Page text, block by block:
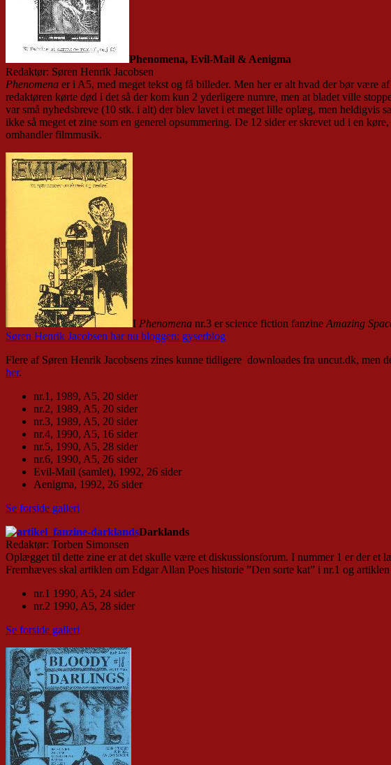
Phenomena, Evil-Mail & Aenigma
Redaktør: Søren Henrik Jacobsen
Phenomena er i A5, med meget tekst og få billeder. Men her er alt hvad der bør være
redaktøren kørte død i det så der kom kun 2 yderligere numre, men at bladet ville
var små nyhedsbreve (10 stk. i alt) der blev lavet i et meget lille oplæg, men heldigvis
ikke så meget et zine som en generel opsummering. De 12 sider er skrevet ud i en
omhandler filmmusik.
I Phenomena nr.3 er science fiction fanzine Amazing
Søren Henrik Jacobsen har nu bloggen: gyserblog
Flere af Søren Henrik Jacobsens zines kunne tidligere downloades fra uncut.dk, men
her.
nr.1, 1989, A5, 20 sider
nr.2, 1989, A5, 20 sider
nr.3, 1989, A5, 20 sider
nr.4, 1990, A5, 16 sider
nr.5, 1990, A5, 28 sider
nr.6, 1990, A5, 26 sider
Evil-Mail (samlet), 1992, 26 sider
Aenigma, 1992, 26 sider
Se forside galleri
Darklands
Redaktør: Torben Simonsen
Oplægget til dette zine er at det skulle være et diskussionsforum. I nummer 1 er der
Fremhæves skal artiklen om Edgar Allan Poes historie ”Den sorte kat” i nr.1 og
nr.1 1990, A5, 24 sider
nr.2 1990, A5, 28 sider
Se forside galleri